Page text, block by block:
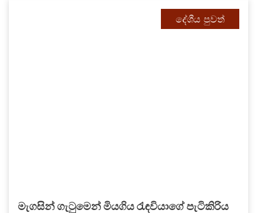
දේශීය පුවත්
මැගසින් ගැටුමෙන් මියගිය රැඳවියාගේ පැටිකිරිය